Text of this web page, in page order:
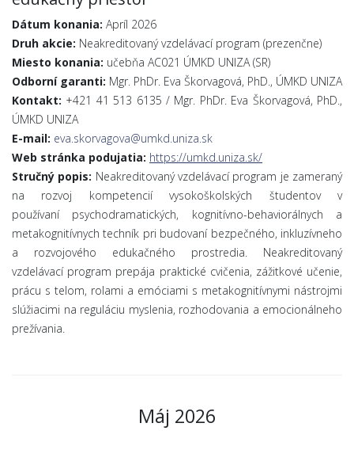
Dátum konania: Apríl 2026
Druh akcie: Neakreditovaný vzdelávací program (prezenčne)
Miesto konania: učebňa AC021 ÚMKD UNIZA (SR)
Odborní garanti: Mgr. PhDr. Eva Škorvagová, PhD., ÚMKD UNIZA
Kontakt: +421 41 513 6135 / Mgr. PhDr. Eva Škorvagová, PhD.,
ÚMKD UNIZA
E-mail: eva.skorvagova@umkd.uniza.sk
Web stránka podujatia: https://umkd.uniza.sk/
Stručný popis: Neakreditovaný vzdelávací program je zameraný
na rozvoj kompetencií vysokoškolských študentov v
používaní psychodramatických, kognitívno-behaviorálnych a
metakognitívnych techník pri budovaní bezpečného, inkluzívneho
a rozvojového edukačného prostredia. Neakreditovaný
vzdelávací program prepája praktické cvičenia, zážitkové učenie,
prácu s telom, rolami a emóciami s metakognitívnymi nástrojmi
slúžiacimi na reguláciu myslenia, rozhodovania a emocionálneho
prežívania.
Máj 2026